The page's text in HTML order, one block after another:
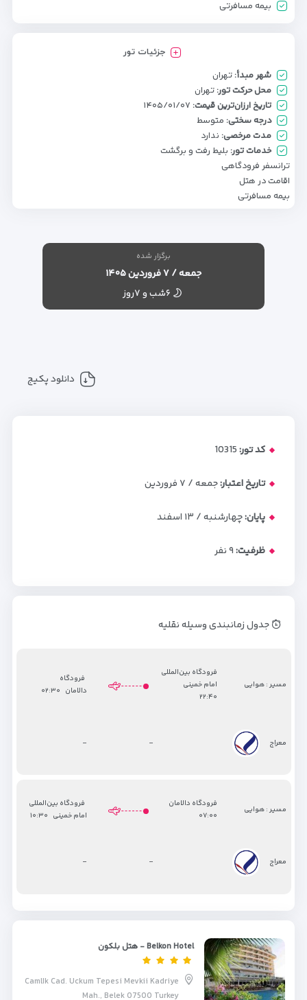
بیمه مسافرتی
جزئیات تور
شهر مبدأ: تهران
محل حرکت تور: تهران
تاریخ ارزان‌ترین قیمت: ۱۴۰۵/۰۱/۰۷
درجه سختی: متوسط
مدت مرخصی: ندارد
خدمات تور: بلیط رفت و برگشت
ترانسفر فرودگاهی
اقامت در هتل
بیمه مسافرتی
برگزار شده
جمعه / ۷ فروردین ۱۴۰۵
۶شب و ۷روز
دانلود پکیج
کد تور:10315
تاریخ اعتبار:جمعه / ۷ فروردین
پایان:چهارشنبه / ۱۳ اسفند
ظرفیت:۹نفر
جدول زمانبندی وسیله نقلیه
مسیر : هوایی
فرودگاه بین‌المللی
امام خمینی
۲۲:۴۰
فرودگاه
دالامان ۰۲:۳۰
معراج -
-
مسیر : هوایی
فرودگاه دالامان
۰۷:۰۰
فرودگاه بین‌المللی
امام خمینی ۱۰:۳۰
معراج -
-
Belkon Hotel - هتل بلکون
CamlIk Cad. Uckum Tepesi Mevkii Kadriye
Mah., Belek 07500 Turkey